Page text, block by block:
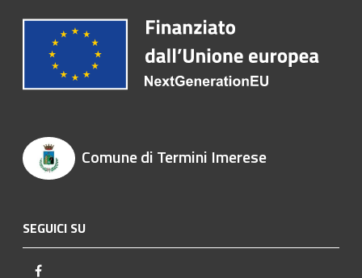
Comune di Termini Imerese
SEGUICI SU